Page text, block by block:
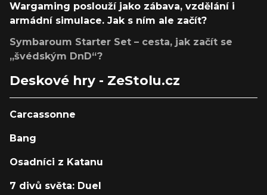
Wargaming poslouží jako zábava, vzdělání i
armádní simulace. Jak s ním ale začít?
Symbaroum Starter Set – cesta, jak začít se
„švédským DnD“?
Deskové hry - ZeStolu.cz
Carcassonne
Bang
Osadníci z Katanu
7 divů světa: Duel